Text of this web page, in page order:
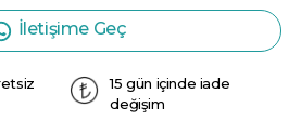
İletişime Geç
15 gün içinde iade
değişim